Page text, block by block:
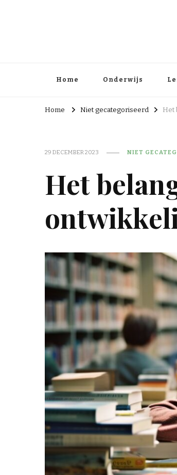
Home Onderwijs
Home Niet gecategoriseerd Het
29 DECEMBER 2023 NIET
Het